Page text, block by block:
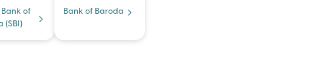
of
(SBI)
Bank of Baroda